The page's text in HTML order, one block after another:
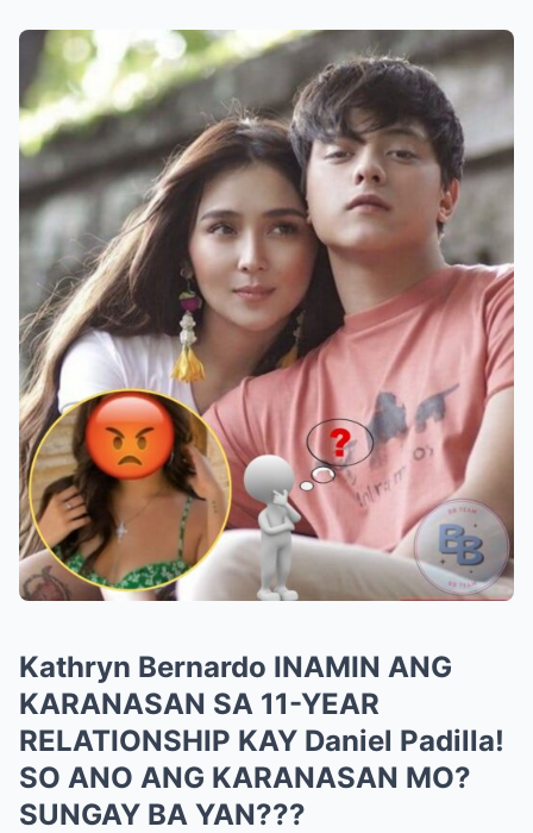
Kathryn Bernardo INAMIN ANG
KARANASAN SA 11-YEAR
RELATIONSHIP KAY Daniel Padilla!
SO ANO ANG KARANASAN MO?
SUNGAY BA YAN???